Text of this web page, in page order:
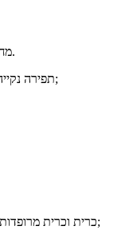
9. מטען USD, בקרת LED, מחזיקי משקה וכן הלאה זמין.
10. תפירה נקייה וחזקה מעניקה לו מראה מודרני שיתאים לכל חדר;
2> כרית וכרית מרופדות יתר על המידה יכולות לתת לך נוחות אולטימטיבית;